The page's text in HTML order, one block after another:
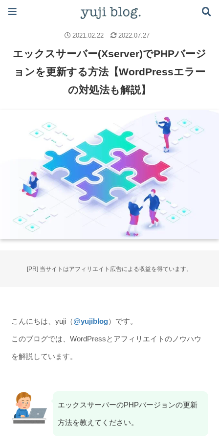
レンタルサーバー
エックスサーバー(Xserver)でPHPバージ
ョンを更新する方法【WordPressエラー
の対処法も解説】
2021.02.22 2022.07.27
[PR] 当サイトはアフィリエイト広告による収益を得ています。
こんにちは、yuji（@yujiblog）です。
このブログでは、WordPressとアフィリエイトのノウハウ
を解説しています。
エックスサーバーのPHPバージョンの更新
方法を教えてください。